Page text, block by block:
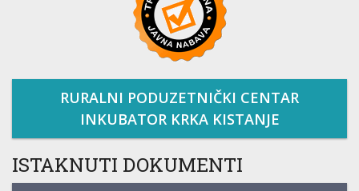
RURALNI PODUZETNIČKI CENTAR
INKUBATOR KRKA KISTANJE
ISTAKNUTI DOKUMENTI